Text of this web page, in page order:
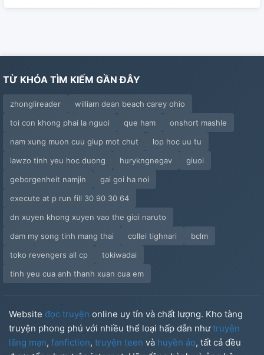
TỪ KHÓA TÌM KIẾM GẦN ĐÂY
zhonglireader
william dean beach carey ohio
toi con khong phai la nguoi
que ham
onshort mashle
nam xung muon cuu giup mot chut
lop hoc uu tu
lawzo tinh yeu hoc duong
hurykngnegav
giuoi
geborgenheit namjin
gai goi ha noi
execute at p run fill 30 90 30 64
dn xuyen khong xuyen vao the gioi naruto
dam my song tinh mang thai
collei tighnari
bclm
toko revengers all cp
tokiwadai
tinh yeu cua anh thanh xuan cua em
Website đọc truyện online uy tín và chất lượng. Kho tàng
truyện phong phú với nhiều thể loại hấp dẫn nhưtruyện
lãng mạn, fanfiction, truyện teen và huyền ảo, tất cả đều